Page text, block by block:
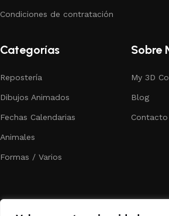
Condiciones de contratación
Categorías
Repostería
Dibujos Animados
Fechas Calendarias
Animales
Formas / Varios
Sobre
My 3D
Blog
Contacto